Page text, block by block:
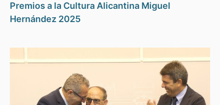
Premios a la Cultura Alicantina Miguel
Hernández 2025